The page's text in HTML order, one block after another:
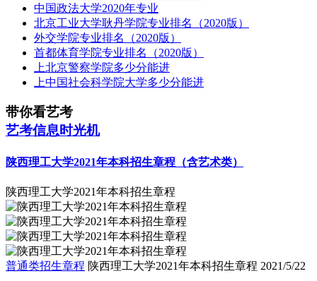
中国政法大学2020年专业
北京工业大学耿丹学院专业排名（2020版）
外交学院专业排名（2020版）
首都体育学院专业排名（2020版）
上北京警察学院多少分能进
上中国社会科学院大学多少分能进
带你看艺考
艺考信息时光机
陕西理工大学2021年本科招生章程（含艺术类）
陕西理工大学2021年本科招生章程
普通类招生章程 陕西理工大学2021年本科招生章程 2021/5/22